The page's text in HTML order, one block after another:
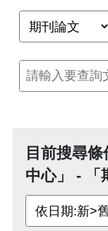
目前搜尋
中心」 - 「